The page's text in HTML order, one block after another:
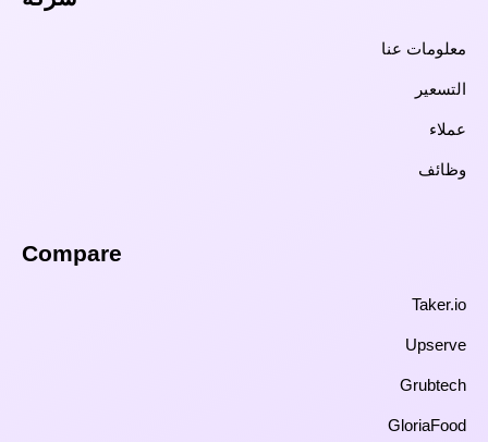
معلومات عنا
التسعير
عملاء
وظائف
Compare​
Taker.io
Upserve
Grubtech
GloriaFood